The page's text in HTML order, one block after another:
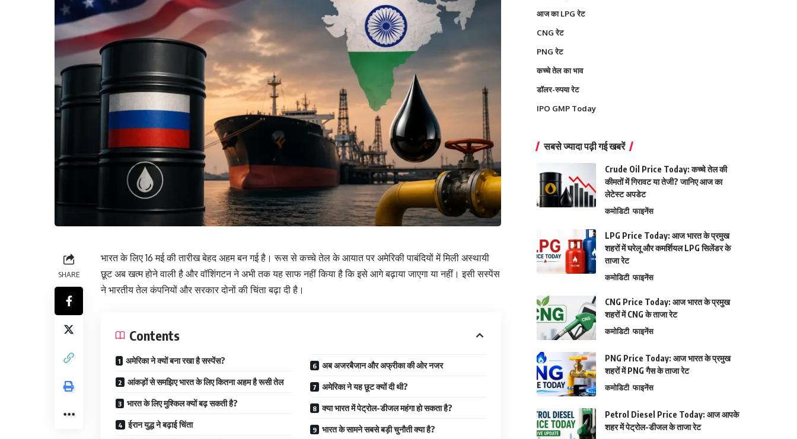
SHARE
भारत के लिए 16 मई की तारीख बेहद अहम बन गई है। रूस से कच्चे तेल के आयात पर अमेरिकी पाबंदियों में मिली अस्थायी
छूट अब खत्म होने वाली है और वॉशिंगटन ने अभी तक यह साफ नहीं किया है कि इसे आगे बढ़ाया जाएगा या नहीं। इसी सस्पेंस
ने भारतीय तेल कंपनियों और सरकार दोनों की चिंता बढ़ा दी है।
Contents
अमेरिका ने क्यों बना रखा है सस्पेंस?
आंकड़ों से समझिए भारत के लिए कितना अहम है रूसी तेल
भारत के लिए मुश्किल क्यों बढ़ सकती है?
ईरान युद्ध ने बढ़ाई चिंता
अब अजरबैजान और अफ्रीका की ओर नजर
अमेरिका ने यह छूट क्यों दी थी?
क्या भारत में पेट्रोल-डीजल महंगा हो सकता है?
भारत के सामने सबसे बड़ी चुनौती क्या है?
आज का LPG रेट
CNG रेट
PNG रेट
कच्चे तेल का भाव
डॉलर-रुपया रेट
IPO GMP Today
सबसे ज्यादा पढ़ी गई खबरें
Crude Oil Price Today: कच्चे तेल की
कीमतों में गिरावट या तेजी? जानिए आज का
लेटेस्ट अपडेट
कमोडिटी फाइनेंस
LPG Price Today: आज भारत के प्रमुख
शहरों में घरेलू और कमर्शियल LPG सिलेंडर के
ताजा रेट
कमोडिटी फाइनेंस
CNG Price Today: आज भारत के प्रमुख
शहरों में CNG के ताजा रेट
कमोडिटी फाइनेंस
PNG Price Today: आज भारत के प्रमुख
शहरों में PNG गैस के ताजा रेट
कमोडिटी फाइनेंस
Petrol Diesel Price Today: आज आपके
शहर में पेट्रोल-डीजल के ताजा रेट